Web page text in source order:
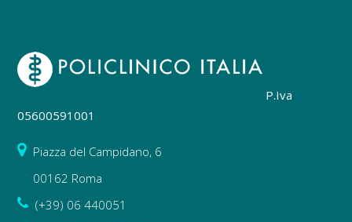
P.Iva
05600591001
Piazza del Campidano, 6
00162 Roma
(+39) 06 440051